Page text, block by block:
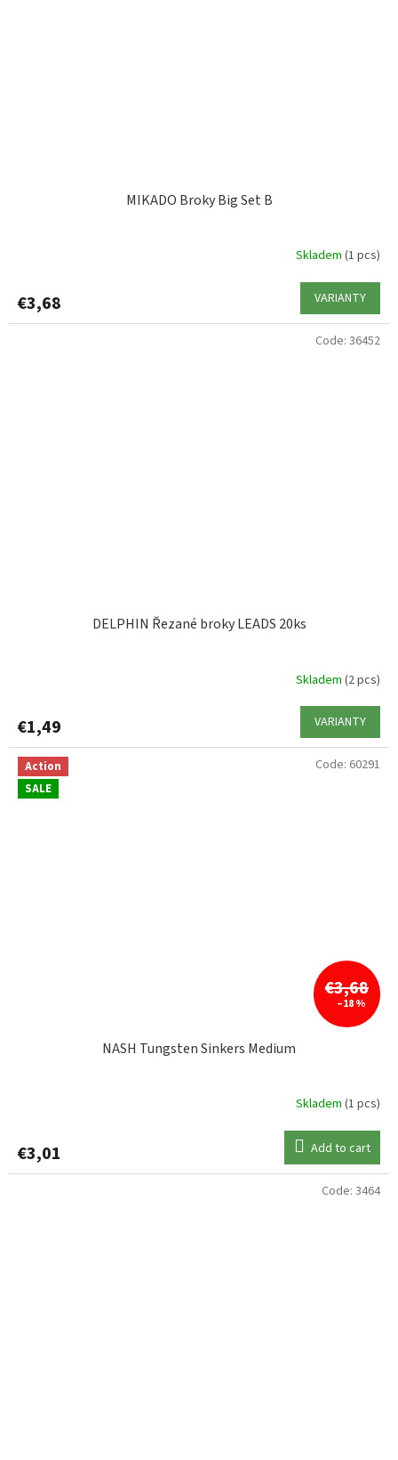
MIKADO Broky Big Set B
Skladem (1 pcs)
€3,68 VARIANTY
DELPHIN Řezané broky LEADS 20ks
Skladem (2 pcs)
€1,49 VARIANTY
Code: 36452
Action
SALE
€3,68
–18 %
NASH Tungsten Sinkers Medium
Skladem (1 pcs)
€3,01 Add to cart
Code: 60291
Code: 3464